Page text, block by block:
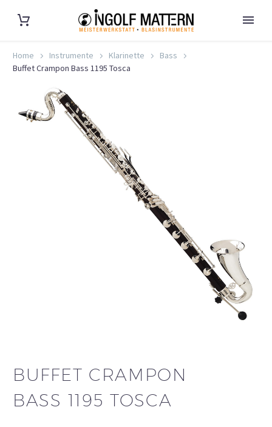
Home Instrumente Klarinette
Bass
Buffet Crampon Bass 1195 Tosca
BUFFET CRAMPON
BASS 1195 TOSCA